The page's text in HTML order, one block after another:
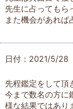
先生に占ってもら
また機会があれば
日付：2021/5/28
先程鑑定をして頂
今まで数名の方に
様な結果ではあり